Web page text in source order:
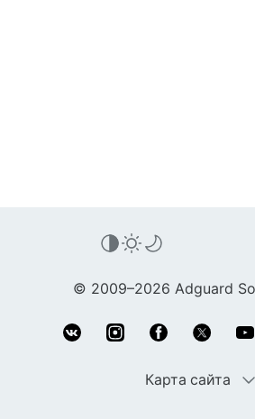
© 2009–2026 Adguard
Карта сайта